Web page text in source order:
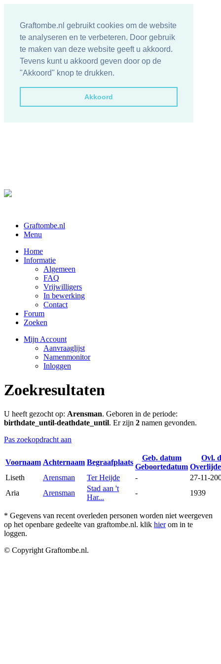
Graftombe.nl gebruikt cookies om de website
te analyseren en te verbeteren. Door gebruik
te maken van deze website geeft u akkoord.
Tevens kunt u akkoord geven door op de
"Akkoord" knop te drukken.
Akkoord
Graftombe.nl
Menu
Home
Informatie
Algemeen
FAQ
Vrijwilligers
In bewerking
Contact
Forum
Zoeken
Mijn Account
Aanvraaglijst
Namenmonitor
Inloggen
Zoekresultaten
U heeft gezocht op: Arensman. Geboren in de periode:
birthdate_until-deathdate_until. Er zijn 2 namen gevonden.
Pas zoekopdracht aan
Voornaam Achternaam Begraafplaats
Geb. datum
Geboortedatum
Ovl.
Liseth
Arensman Ter Heijde -
27-11-
Aria
Arensman
Stad aan 't
Har...
- 1939
* Gegevens van recent overleden personen worden niet weergeven
op het openbare gedeelte van graftombe.nl. klik hierom in te
loggen.
© Copyright Graftombe.nl.